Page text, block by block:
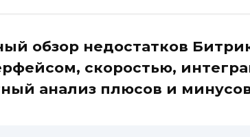
обзор недостатков
скоростью,
анализ плюсов и